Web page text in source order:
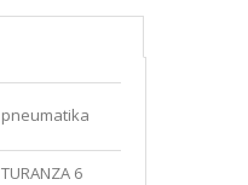
pneumatika
TURANZA 6